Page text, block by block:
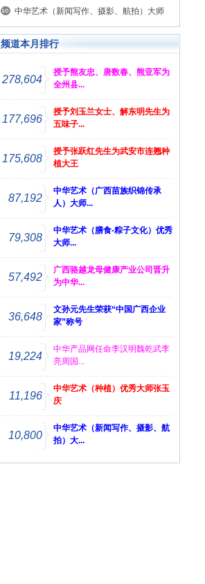
中华艺术（新闻写作、摄影、航拍）大师
频道本月排行
278,604
授予熊友忠、唐数春、熊亚军为
全州县...
177,696
授予刘玉兰女士、解东明先生为
五味子...
175,608
授予张跃红先生为武安市连翘种
植大王
87,192
中华艺术（广西苗族织锦传承
人）大师...
79,308
中华艺术（膳食-粽子文化）优秀
大师...
57,492
广西骆越龙母健康产业公司晋升
为中华...
36,648
文孙元先生荣获“中国广西企业
家”称号
19,224
中华产品网任命李汉明魏乾武李
亮周国...
11,196
中华艺术（种植）优秀大师张玉
庆
10,800
中华艺术（新闻写作、摄影、航
拍）大...